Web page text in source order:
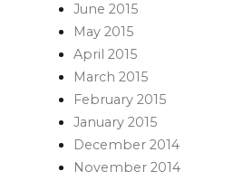
June 2015
May 2015
April 2015
March 2015
February 2015
January 2015
December 2014
November 2014